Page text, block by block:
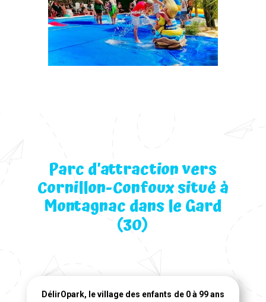
Parc d’attraction vers
Cornillon-Confoux situé à
Montagnac dans le Gard
(30)
DélirOpark, le village des enfants de 0 à 99 ans